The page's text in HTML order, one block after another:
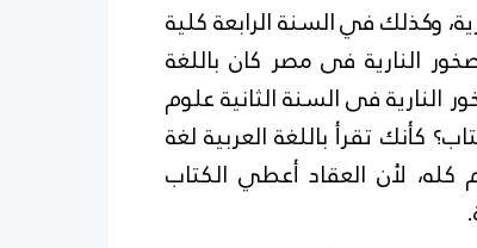
وكذلك في السنة الرابعة كلية
النارية فى مصر كان باللغة
النارية فى السنة الثانية علوم
كأنك تقرأ باللغة العربية لغة
لأن العقاد أعطي الكتاب